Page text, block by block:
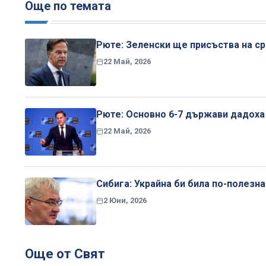
Още по темата
Рюте: Зеленски ще присъства на
22 Май, 2026
Рюте: Основно 6-7 държави
22 Май, 2026
Сибига: Украйна би била по-
2 Юни, 2026
Още от Свят